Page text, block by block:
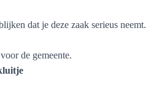
dat je deze zaak serieus neemt.
de gemeente.